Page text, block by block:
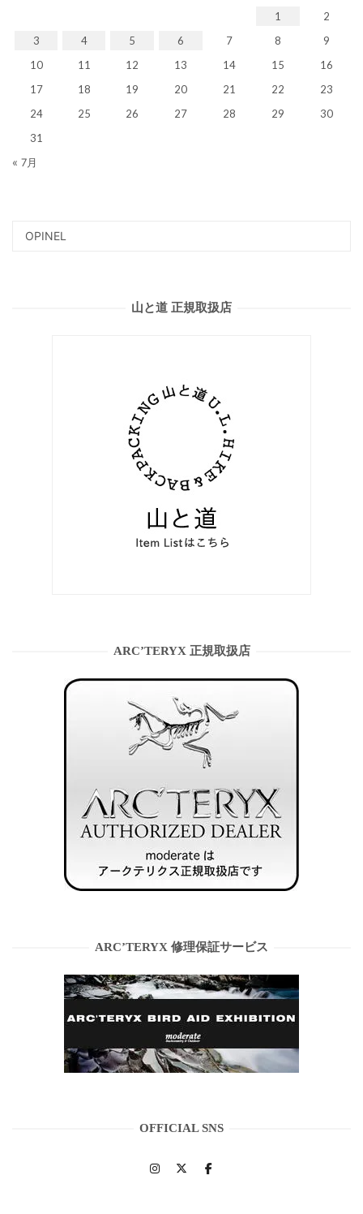
1
2
3
4 5 6 7 8
9
10
11 12 13 14 15
16
17
18 19 20 21 22
23
24
25 26 27 28 29
30
31
« 7月
山と道 正規取扱店
ARC’TERYX 正規取扱店
ARC’TERYX 修理保証サービス
OFFICIAL SNS